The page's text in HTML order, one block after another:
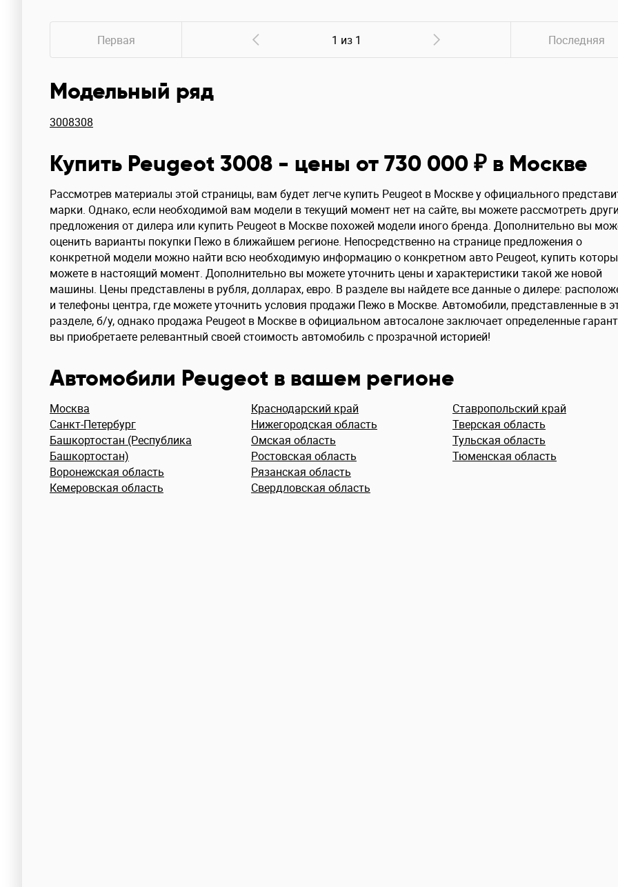
Первая 1 из 1 Последняя
Модельный ряд
3008308
Купить Peugeot 3008 - цены от 730 000 ₽ в Москве
Рассмотрев материалы этой страницы, вам будет легче купить Peugeot в Москве у официального
марки. Однако, если необходимой вам модели в текущий момент нет на сайте, вы можете рассмотреть
предложения от дилера или купить Peugeot в Москве похожей модели иного бренда. Дополнительно вы
оценить варианты покупки Пежо в ближайшем регионе. Непосредственно на странице предложения о
конкретной модели можно найти всю необходимую информацию о конкретном авто Peugeot, купить
можете в настоящий момент. Дополнительно вы можете уточнить цены и характеристики такой же новой
машины. Цены представлены в рубля, долларах, евро. В разделе вы найдете все данные о дилере:
и телефоны центра, где можете уточнить условия продажи Пежо в Москве. Автомобили, представленные в
разделе, б/у, однако продажа Peugeot в Москве в официальном автосалоне заключает определенные
вы приобретаете релевантный своей стоимость автомобиль с прозрачной историей!
Автомобили Peugeot в вашем регионе
Москва
Санкт-Петербург
Башкортостан (Республика
Башкортостан)
Воронежская область
Кемеровская область
Краснодарский край
Нижегородская область
Омская область
Ростовская область
Рязанская область
Свердловская область
Ставропольский край
Тверская область
Тульская область
Тюменская область